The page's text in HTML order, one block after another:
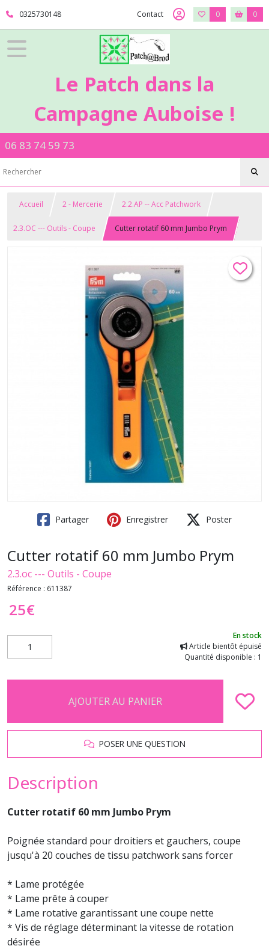
0325730148 Contact 0 0
Le Patch dans la
Campagne Auboise !
06 83 74 59 73
Accueil 2 - Mercerie 2.2.AP -- Acc Patchwork
2.3.OC --- Outils - Coupe Cutter rotatif 60 mm Jumbo Prym
Partager Enregistrer Poster
Cutter rotatif 60 mm Jumbo Prym
2.3.oc --- Outils - Coupe
Référence : 611387
25€
En stock
Article bientôt épuisé
Quantité disponible : 1
AJOUTER AU PANIER
POSER UNE QUESTION
Description
Cutter rotatif 60 mm Jumbo Prym
Poignée standard pour droitiers et gauchers, coupe
jusqu'à 20 couches de tissu patchwork sans forcer
* Lame protégée
* Lame prête à couper
* Lame rotative garantissant une coupe nette
* Vis de réglage déterminant la vitesse de rotation
désirée